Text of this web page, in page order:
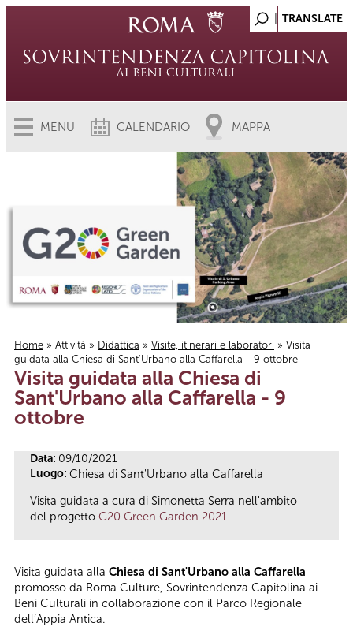
MENU CALENDARIO MAPPA
Tu sei qui
Home » Attività » Didattica » Visite, itinerari e laboratori » Visita
guidata alla Chiesa di Sant'Urbano alla Caffarella - 9 ottobre
Visita guidata alla Chiesa di
Sant'Urbano alla Caffarella - 9
ottobre
Data: 09/10/2021
Luogo: Chiesa di Sant'Urbano alla Caffarella
Visita guidata a cura di Simonetta Serra nell'ambito
del progetto G20 Green Garden 2021
Visita guidata alla Chiesa di Sant'Urbano alla Caffarella
promosso da Roma Culture, Sovrintendenza Capitolina ai
Beni Culturali in collaborazione con il Parco Regionale
dell’Appia Antica.